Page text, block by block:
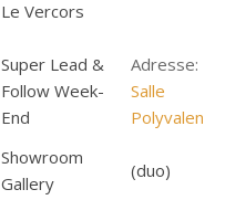
Le Vercors
Super Lead &
Follow Week-
End
Adresse:
Salle
Polyvalente
Showroom
Gallery
(duo)